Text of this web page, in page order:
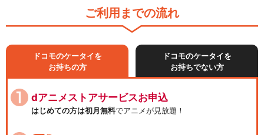
ご利用までの流れ
ドコモのケータイを
お持ちの方
ドコモのケータイを
お持ちでない方
dアニメストアサービスお申込
はじめての方は初月無料でアニメが見放題！